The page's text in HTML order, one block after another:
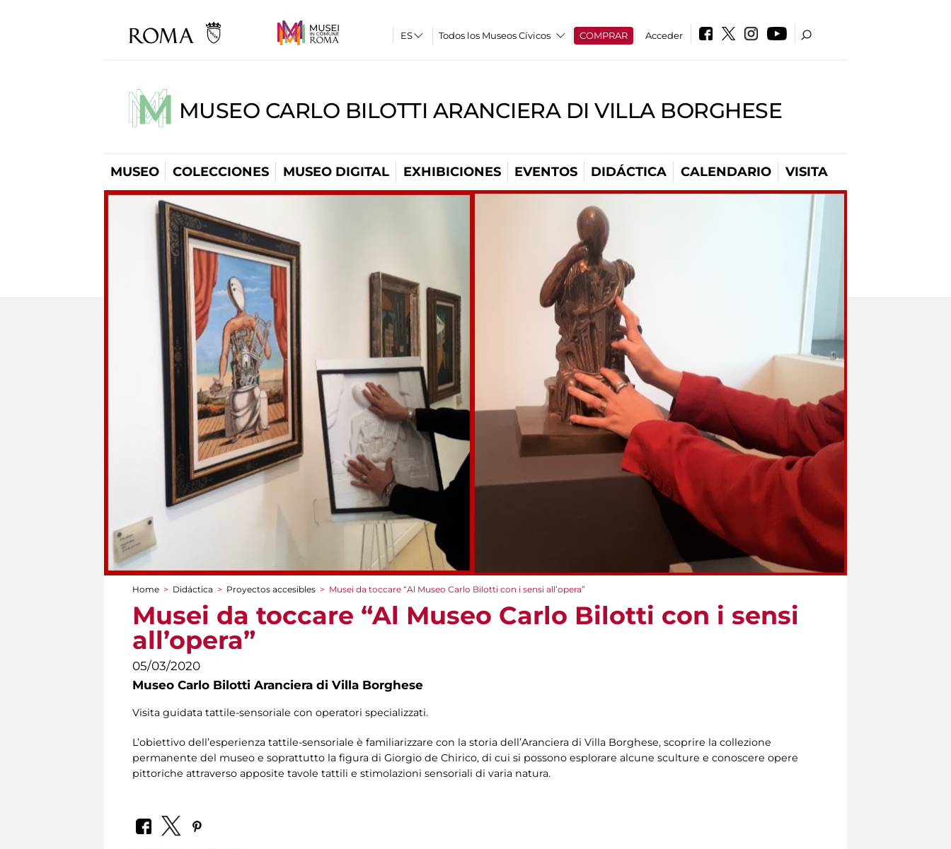
Todos los Museos Cívicos COMPRAR Acceder
MUSEO CARLO BILOTTI ARANCIERA DI VILLA BORGHESE
MUSEO COLECCIONES MUSEO DIGITAL EXHIBICIONES EVENTOS DIDÁCTICA CALENDARIO VISITA
You are here
Home > Didáctica > Proyectos accesibles > Musei da toccare “Al Museo Carlo Bilotti con i sensi all’opera”
Musei da toccare “Al Museo Carlo Bilotti con i sensi
all’opera”
05/03/2020
Museo Carlo Bilotti Aranciera di Villa Borghese
Visita guidata tattile-sensoriale con operatori specializzati.
L’obiettivo dell’esperienza tattile-sensoriale è familiarizzare con la storia dell’Aranciera di Villa Borghese, scoprire la collezione
permanente del museo e soprattutto la figura di Giorgio de Chirico, di cui si possono esplorare alcune sculture e conoscere opere
pittoriche attraverso apposite tavole tattili e stimolazioni sensoriali di varia natura.